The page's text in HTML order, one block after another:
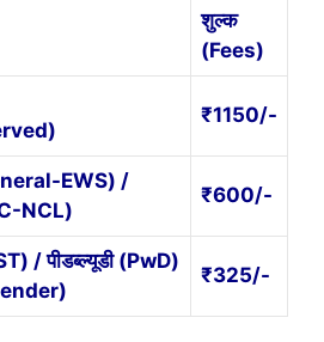
शुल्क
(Fees)
₹1150/-
EWS) /
NCL)
₹600/-
/ पीडब्ल्यूडी (PwD)
₹325/-